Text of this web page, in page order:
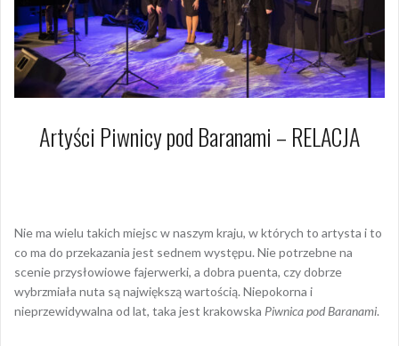
Artyści Piwnicy pod Baranami – RELACJA
Nie ma wielu takich miejsc w naszym kraju, w których to artysta i to
co ma do przekazania jest sednem występu. Nie potrzebne na
scenie przysłowiowe fajerwerki, a dobra puenta, czy dobrze
wybrzmiała nuta są największą wartością. Niepokorna i
nieprzewidywalna od lat, taka jest krakowska Piwnica pod Baranami.